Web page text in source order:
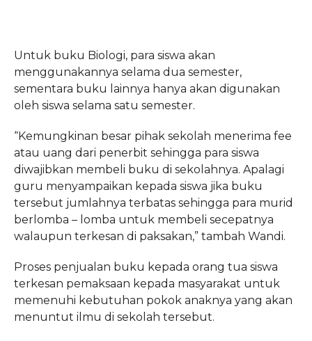
Untuk buku Biologi, para siswa akan
menggunakannya selama dua semester,
sementara buku lainnya hanya akan digunakan
oleh siswa selama satu semester.
“Kemungkinan besar pihak sekolah menerima fee
atau uang dari penerbit sehingga para siswa
diwajibkan membeli buku di sekolahnya. Apalagi
guru menyampaikan kepada siswa jika buku
tersebut jumlahnya terbatas sehingga para murid
berlomba – lomba untuk membeli secepatnya
walaupun terkesan di paksakan,” tambah Wandi.
Proses penjualan buku kepada orang tua siswa
terkesan pemaksaan kepada masyarakat untuk
memenuhi kebutuhan pokok anaknya yang akan
menuntut ilmu di sekolah tersebut.